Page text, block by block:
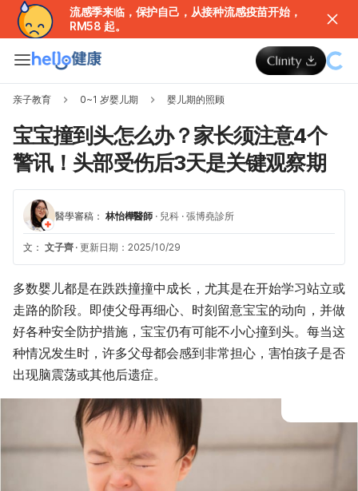
流感季来临，保护自己，从接种流感疫苗开始，
RM58 起。
亲子教育 0~1 岁婴儿期 婴儿期的照顾
宝宝撞到头怎么办？家长须注意4个
警讯！头部受伤后3天是关键观察期
醫學審稿： 林怡樺醫師 · 兒科 · 張博堯診所
文： 文子齊 · 更新日期：2025/10/29
多数婴儿都是在跌跌撞撞中成长，尤其是在开始学习站立或
走路的阶段。即使父母再细心、时刻留意宝宝的动向，并做
好各种安全防护措施，宝宝仍有可能不小心撞到头。每当这
种情况发生时，许多父母都会感到非常担心，害怕孩子是否
出现脑震荡或其他后遗症。